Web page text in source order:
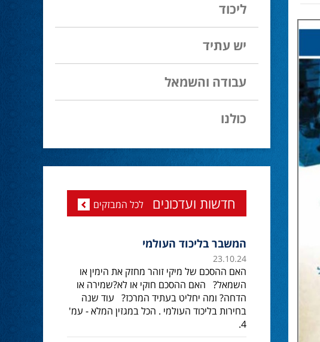
ליכוד
יש עתיד
עבודה והשמאל
כולנו
חדשות ועדכונים לכל המבזקים
המשבר בליכוד העולמי
23.10.24
האם ההסכם של מיקי זוהר מחזק את הימין או
השמאל? האם ההסכם חוקי או לא?שמירה או
הדחה? ומה יחליט בעתיד המרכז? עוד שנה
בחירות בליכוד העולמי . הכל במגזין המלא - עמ'
4.